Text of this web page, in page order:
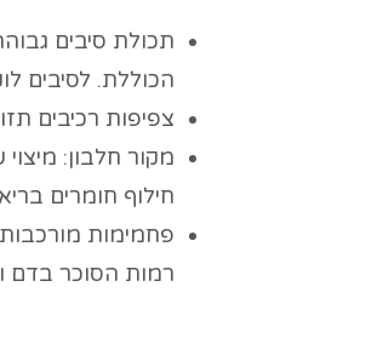
תכולת סיבים
הכוללת. לסיבים
צפיפות רכיבים
מקור חלבון:
חילוף חומרים
פחמימות
רמות הסוכר בדם